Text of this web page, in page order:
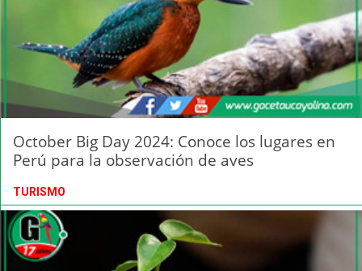
October Big Day 2024: Conoce los lugares en
Perú para la observación de aves
TURISMO